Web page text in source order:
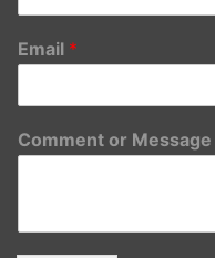
Email *
Comment or Message